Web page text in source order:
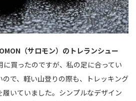
（サロモン）のトレランシュー
買ったのですが、私の足に合ってい
で、軽い山登りの際も、トレッキング
いていました。シンプルなデザイン